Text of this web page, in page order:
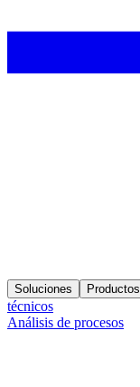
Soluciones Productos
técnicos
Análisis de procesos